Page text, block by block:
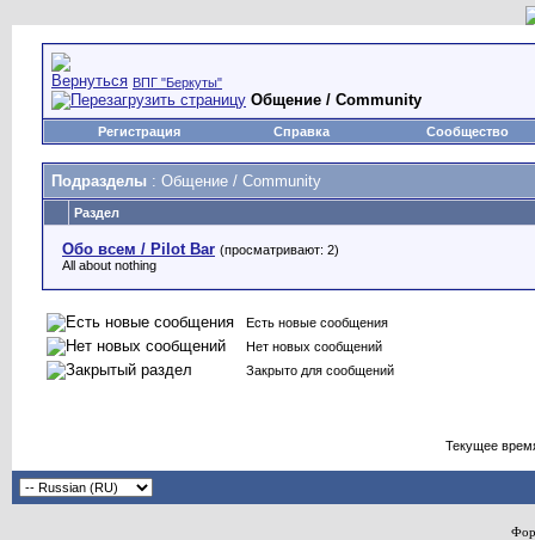
ВПГ "Беркуты"
Общение / Community
Регистрация Справка Сообщество
Подразделы : Общение / Community
Раздел
Обо всем / Pilot Bar (просматривают: 2)
All about nothing
Есть новые сообщения
Нет новых сообщений
Закрыто для сообщений
Текущее